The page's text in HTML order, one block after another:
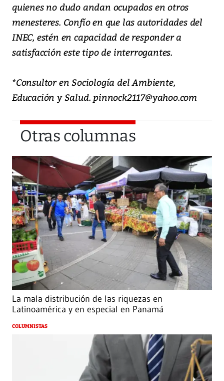
quienes no dudo andan ocupados en otros
menesteres. Confío en que las autoridades del
INEC, estén en capacidad de responder a
satisfacción este tipo de interrogantes.
*Consultor en Sociología del Ambiente,
Educación y Salud. pinnock2117@yahoo.com
Otras columnas
La mala distribución de las riquezas en
Latinoamérica y en especial en Panamá
COLUMNISTAS